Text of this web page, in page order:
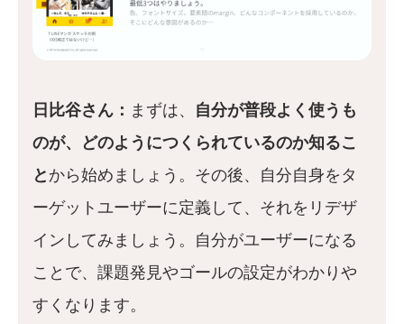
日比谷さん： まずは、 自分が普段よく使うも
のが、どのようにつくられているのか知るこ
とから始めましょう。その後、自分自身をタ
ーゲットユーザーに定義して、それをリデザ
インしてみましょう。自分がユーザーになる
ことで、課題発見やゴールの設定がわかりや
すくなります。